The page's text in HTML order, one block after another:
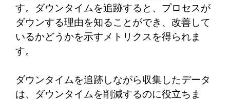
す。ダウンタイムを追跡すると、プロセスが
ダウンする理由を知ることができ、改善して
いるかどうかを示すメトリクスを得られま
す。
ダウンタイムを追跡しながら収集したデータ
は、ダウンタイムを削減するのに役立ちま